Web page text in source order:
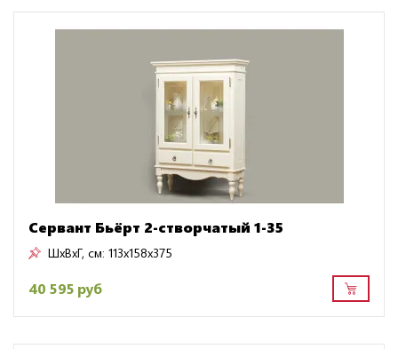
Сервант Бьёрт 2-створчатый 1-35
ШxВxГ, см: 113x158x375
40 595 руб